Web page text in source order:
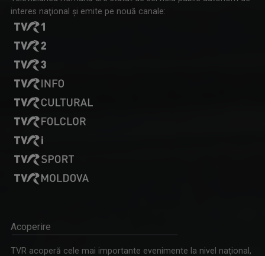
interes naţional şi emite pe nouă canale:
Acoperire
TVR acoperă cele mai importante evenimente la nivel naţional,